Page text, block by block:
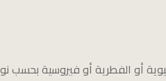
أو الفطرية أو فيروسية بحسب